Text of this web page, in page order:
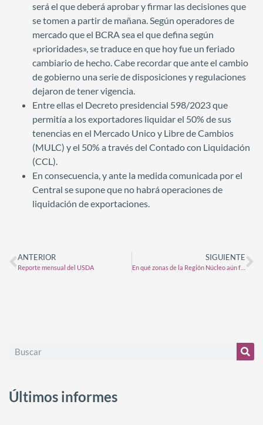
será el que deberá aprobar y firmar las decisiones que
se tomen a partir de mañana. Según operadores de
mercado que el BCRA sea el que defina según
«prioridades», se traduce en que hoy fue un feriado
cambiario de hecho. Cabe recordar que ante el cambio
de gobierno una serie de disposiciones y regulaciones
dejaron de tener vigencia.
Entre ellas el Decreto presidencial 598/2023 que
permitía a los exportadores liquidar el 50% de sus
tenencias en el Mercado Unico y Libre de Cambios
(MULC) y el 50% a través del Contado con Liquidación
(CCL).
En consecuencia, y ante la medida comunicada por el
Central se supone que no habrá operaciones de
liquidación de exportaciones.
ANTERIOR
Reporte mensual del USDA
SIGUIENTE
En qué zonas de la Región Núcleo aún falta agua
Últimos informes